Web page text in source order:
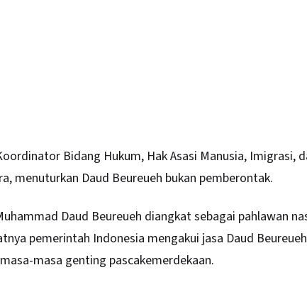
Bidang Hukum, Hak Asasi Manusia, Imigrasi,
menuturkan Daud Beureueh bukan pemberontak.
Daud Beureueh diangkat sebagai pahlawan
pemerintah Indonesia mengakui jasa Daud
masa genting pascakemerdekaan.